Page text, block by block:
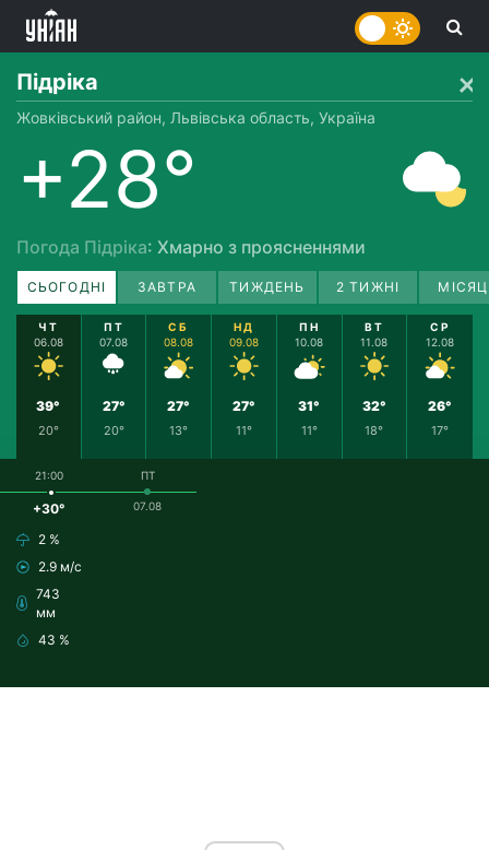
Підріка
Жовківський район, Львівська область, Україна
+28°
Погода Підріка: Хмарно з проясненнями
СЬОГОДНІ ЗАВТРА ТИЖДЕНЬ 2 ТИЖНІ
ЧТ
06.08
39°
20°
ПТ
07.08
27°
20°
СБ
08.08
27°
13°
НД
09.08
27°
11°
ПН
10.08
31°
11°
ВТ
11.08
32°
18°
СР
12.08
26°
17°
21:00
+30°
2 %
2.9 м/с
743
мм
43 %
ПТ
07.08